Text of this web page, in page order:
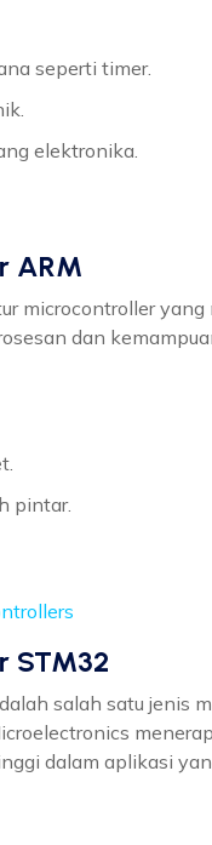
seperti timer.
elektronika.
ARM
microcontroller
dan
pintar.
STM32
salah satu jenis
dalam aplikasi